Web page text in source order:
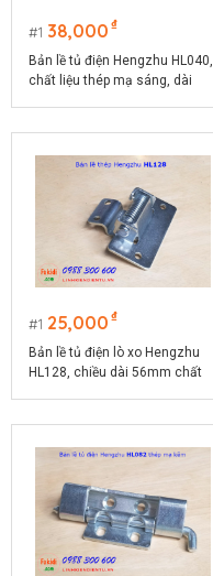
1 38,000 ₫
Bản lề tủ điện Hengzhu HL040,
chất liệu thép mạ sáng, dài
1 25,000 ₫
Bản lề tủ điện lò xo Hengzhu
HL128, chiều dài 56mm chất